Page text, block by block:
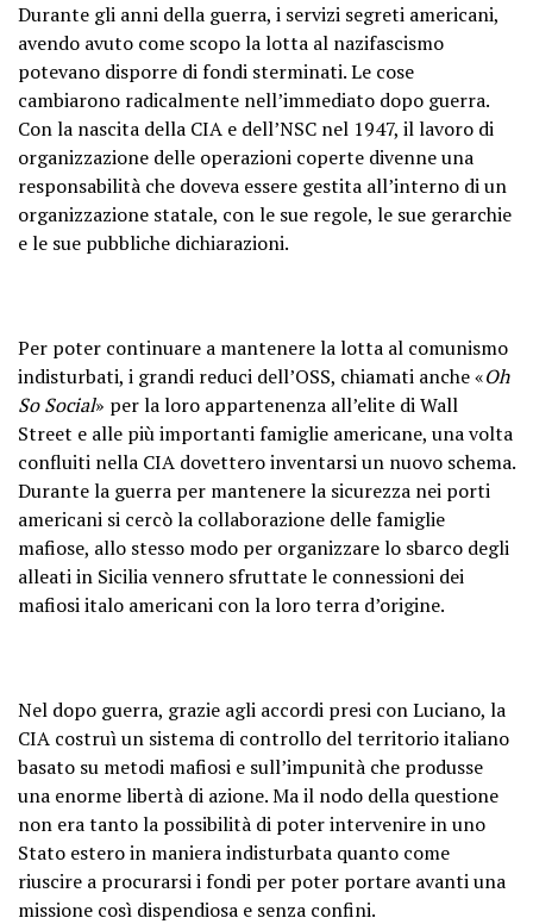
Durante gli anni della guerra, i servizi segreti americani,
avendo avuto come scopo la lotta al nazifascismo
potevano disporre di fondi sterminati. Le cose
cambiarono radicalmente nell’immediato dopo guerra.
Con la nascita della CIA e dell’NSC nel 1947, il lavoro di
organizzazione delle operazioni coperte divenne una
responsabilità che doveva essere gestita all’interno di un
organizzazione statale, con le sue regole, le sue gerarchie
e le sue pubbliche dichiarazioni.
Per poter continuare a mantenere la lotta al comunismo
indisturbati, i grandi reduci dell’OSS, chiamati anche «Oh
So Social» per la loro appartenenza all’elite di Wall
Street e alle più importanti famiglie americane, una volta
confluiti nella CIA dovettero inventarsi un nuovo schema.
Durante la guerra per mantenere la sicurezza nei porti
americani si cercò la collaborazione delle famiglie
mafiose, allo stesso modo per organizzare lo sbarco degli
alleati in Sicilia vennero sfruttate le connessioni dei
mafiosi italo americani con la loro terra d’origine.
Nel dopo guerra, grazie agli accordi presi con Luciano, la
CIA costruì un sistema di controllo del territorio italiano
basato su metodi mafiosi e sull’impunità che produsse
una enorme libertà di azione. Ma il nodo della questione
non era tanto la possibilità di poter intervenire in uno
Stato estero in maniera indisturbata quanto come
riuscire a procurarsi i fondi per poter portare avanti una
missione così dispendiosa e senza confini.